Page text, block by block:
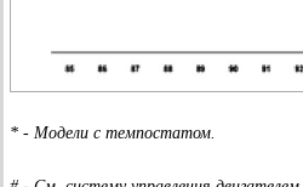
* - Модели с темпостатом.